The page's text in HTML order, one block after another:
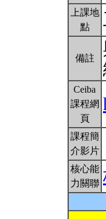
上課地
點
備註
Ceiba
課程網
頁
課程簡
介影片
核心能
力關聯